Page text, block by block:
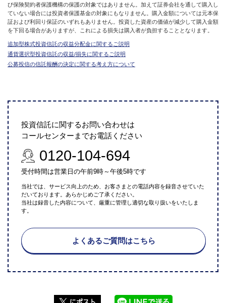
び保険契約者保護機構の保護の対象ではありません。加えて証券会社を通して購入し
ていない場合には投資者保護基金の対象にもなりません。購入金額については元本保
証および利回り保証のいずれもありません。投資した資産の価値が減少して購入金額
を下回る場合がありますが、これによる損失は購入者が負担することとなります。
追加型株式投資信託の収益分配金に関するご説明
通貨選択型投資信託の収益/損失に関するご説明
公募投信の信託報酬の決定に関する考え方について
投資信託に関するお問い合わせは
コールセンターまでお電話ください
0120-104-694
受付時間は営業日の午前9時～午後5時です
当社では、サービス向上のため、お客さまとの電話内容を録音させていた
だいております。あらかじめご了承ください。
当社は録音した内容について、厳重に管理し適切な取り扱いをいたしま
す。
よくあるご質問はこちら